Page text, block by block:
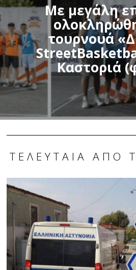
Με μεγάλη
τουρνουά
Καστοριά
ΤΕΛΕΥΤΑΊΑ ΑΠΌ